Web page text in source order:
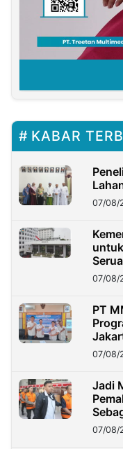
KABAR
07/08/
07/08/
PT
07/08/
Jadi
07/08/